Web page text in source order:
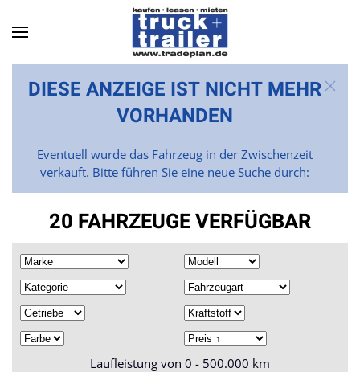
Skip to main content
DIESE ANZEIGE IST NICHT MEHR
VORHANDEN
Eventuell wurde das Fahrzeug in der Zwischenzeit
verkauft. Bitte führen Sie eine neue Suche durch:
20 FAHRZEUGE VERFÜGBAR
Laufleistung von 0 - 500.000 km